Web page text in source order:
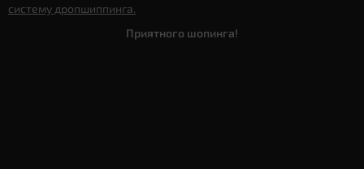
систему дропшиппинга.
Приятного шопинга!